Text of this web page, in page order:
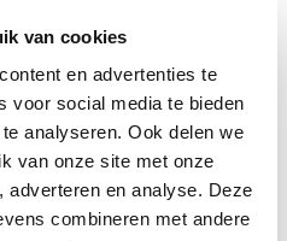
van cookies
en advertenties te
voor social media te bieden
analyseren. Ook delen we
van onze site met onze
adverteren en analyse. Deze
combineren met andere
kinderen tegen
geeft. Op dit
aan
Kinderopvang